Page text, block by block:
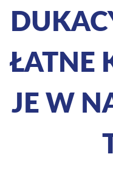
ŁATNE
JE W